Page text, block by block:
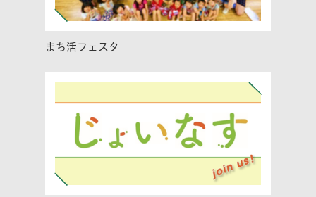
まち活フェスタ